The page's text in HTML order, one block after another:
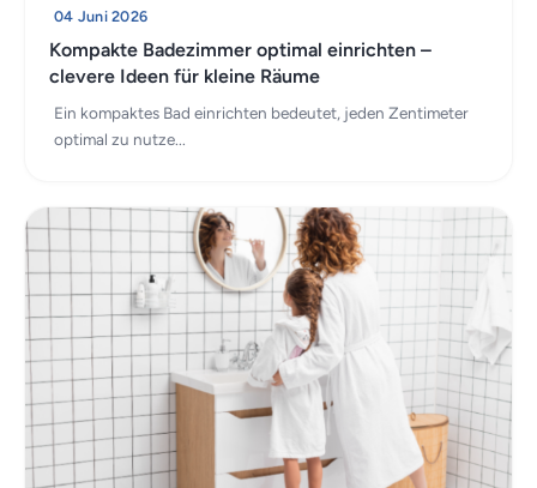
04 Juni 2026
Kompakte Badezimmer optimal einrichten –
clevere Ideen für kleine Räume
Ein kompaktes Bad einrichten bedeutet, jeden Zentimeter
optimal zu nutze...